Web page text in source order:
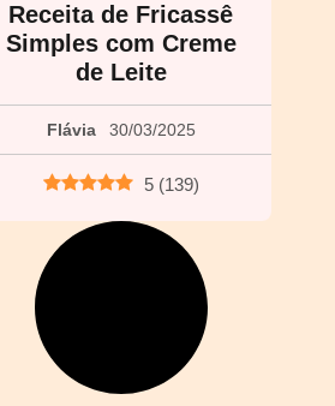
Receita de Fricassê
Simples com Creme
de Leite
Flávia 30/03/2025
5 (139)